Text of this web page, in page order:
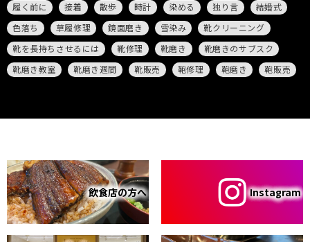
履く前に
接着 散歩 時計 染める 独り言
結婚式
色落ち
草履修理 鏡面磨き 雪染み
靴クリーニング
靴を長持ちさせるには
靴修理 靴磨き
靴磨きのサブスク
靴磨き教室
靴磨き週間 靴販売 鞄修理 鞄磨き 鞄販売
飲食店の方へ Instagram